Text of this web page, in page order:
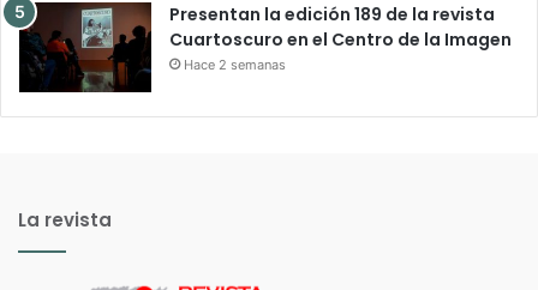
Presentan la edición 189 de la revista
Cuartoscuro en el Centro de la Imagen
Hace 2 semanas
La revista